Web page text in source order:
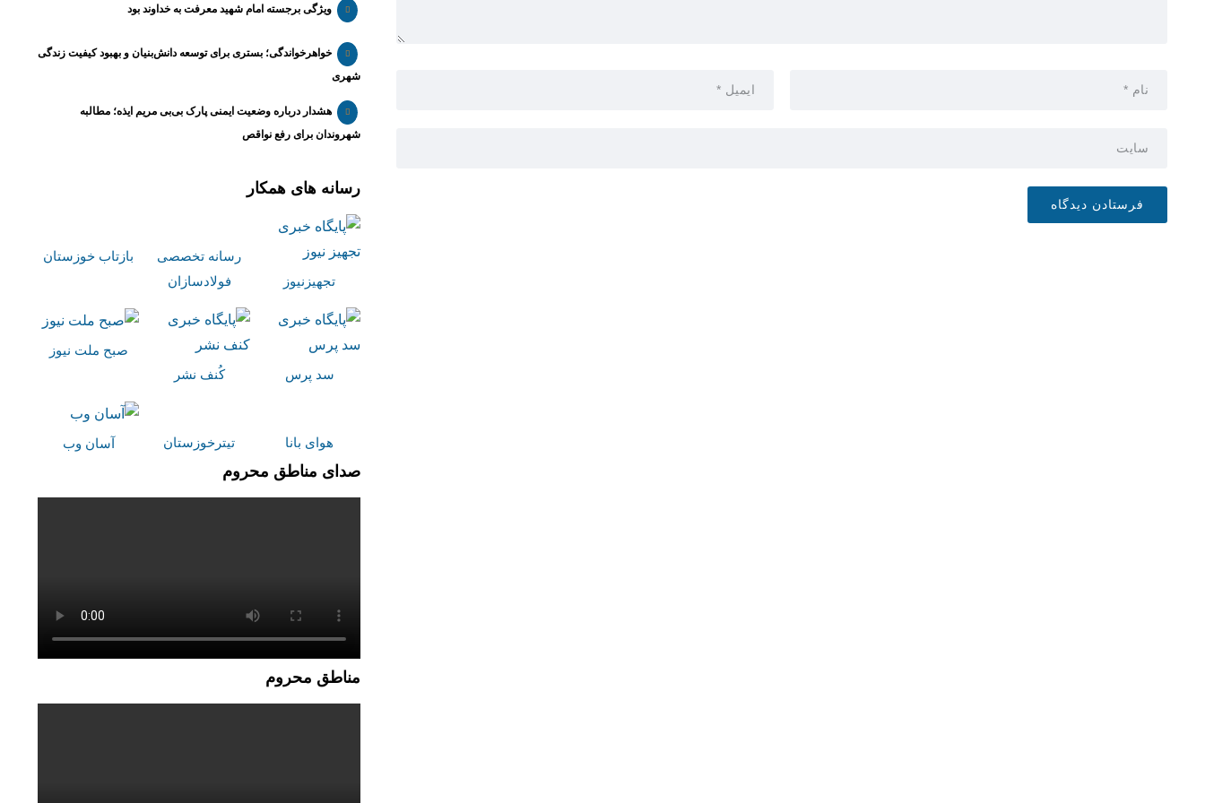
ویژگی برجسته امام شهید معرفت به خداوند بود
خواهرخواندگی؛ بستری برای توسعه دانش‌بنیان و بهبود کیفیت زندگی
شهری
هشدار درباره وضعیت ایمنی پارک بی‌بی مریم ایذه؛ مطالبه
شهروندان برای رفع نواقص
رسانه های همکار
تجهیزنیوز
رسانه تخصصی
فولادسازان
بازتاب خوزستان
سد پرس کُنف نشر
صبح ملت نیوز
هوای بانا تیترخوزستان آسان وب
صدای مناطق محروم
مناطق محروم